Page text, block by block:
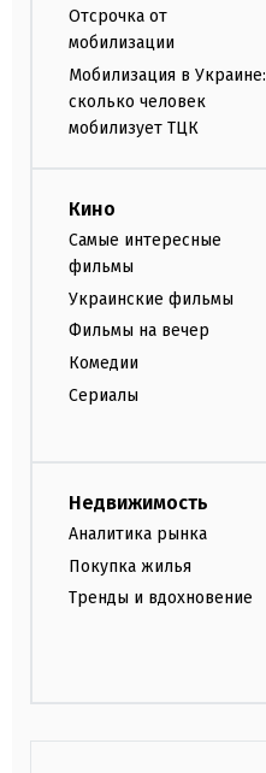
Отсрочка от
мобилизации
Мобилизация в Украине:
сколько человек
мобилизует ТЦК
Кино
Самые интересные
фильмы
Украинские фильмы
Фильмы на вечер
Комедии
Сериалы
Недвижимость
Аналитика рынка
Покупка жилья
Тренды и вдохновение